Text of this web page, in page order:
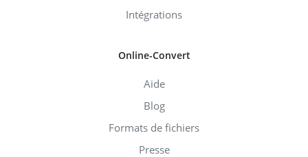
Intégrations
Online-Convert
Aide
Blog
Formats de fichiers
Presse